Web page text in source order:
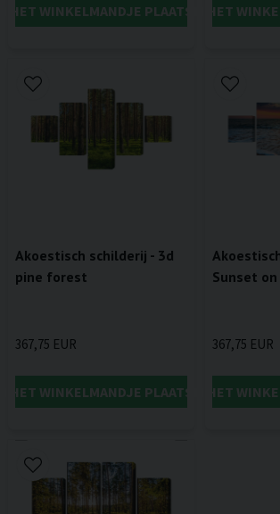
HET WINKELMANDJE PLAATSENIN HET
Akoestisch schilderij - 3d
pine forest
367,75 EUR
HET WINKELMANDJE PLAATSEN
Sunset
367,75 EUR
IN HET